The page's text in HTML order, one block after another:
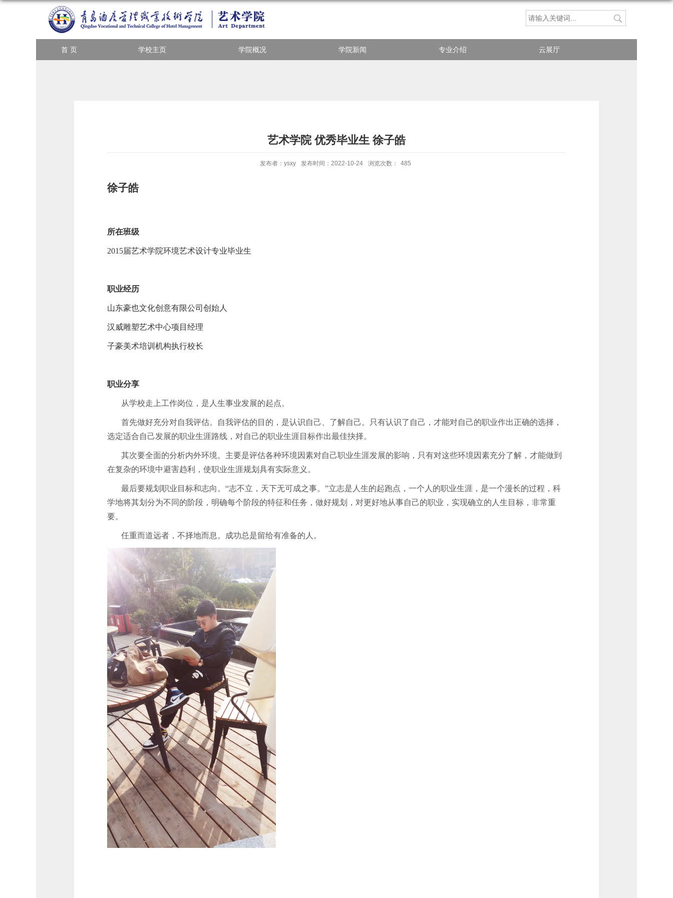
首 页 学校主页 学院概况 学院新闻 专业介绍 云展厅
艺术学院 优秀毕业生 徐子皓
发布者：ysxy 发布时间：2022-10-24 浏览次数： 485
徐子皓
所在班级
2015届艺术学院环境艺术设计专业毕业生
职业经历
山东豪也文化创意有限公司创始人
汉威雕塑艺术中心项目经理
子豪美术培训机构执行校长
职业分享
从学校走上工作岗位，是人生事业发展的起点。
首先做好充分对自我评估。
自我评估的目的，是认识自己、了解自己。只有认识了自己，才能对自己的职业作出正确的选择，
选定适合自己发展的职业生涯路线，对自己的职业生涯目标作出最佳抉择。
其次要全面的分析内外环境。 主要是评估各种环境因素对自己职业生涯发展的影响，只有对这些环境因素充分了解，才能做到
在复杂的环境中避害趋利，使职业生涯规划具有实际意义。
最后要规划职业目标和志向。 “志不立，天下无可成之事。”立志是人生的起跑点，一个人的职业生涯，是一个漫长的过程，科
学地将其划分为不同的阶段，明确每个阶段的特征和任务，做好规划，对更好地从事自己的职业，实现确立的人生目标，非常重
要。
任重而道远者，不择地而息。成功总是留给有准备的人。